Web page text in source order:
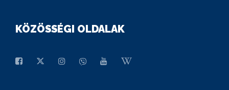
KÖZÖSSÉGI OLDALAK